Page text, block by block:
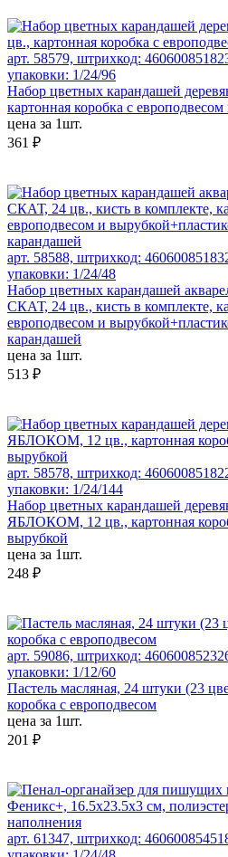
арт. 58579, штрихкод:
упаковки: 1/24/96
Набор цветных карандашей
картонная коробка с
цена за 1шт.
361 ₽
арт. 58588, штрихкод:
упаковки: 1/24/48
Набор цветных карандашей
СКАТ, 24 цв., кисть в комплекте,
европодвесом и
карандашей
цена за 1шт.
513 ₽
арт. 58578, штрихкод:
упаковки: 1/24/144
Набор цветных карандашей
ЯБЛОКОМ, 12 цв., картонная
вырубкой
цена за 1шт.
248 ₽
арт. 59086, штрихкод:
упаковки: 1/12/60
Пастель масляная, 24 штуки (23
коробка с европодвесом
цена за 1шт.
201 ₽
арт. 61347, штрихкод: